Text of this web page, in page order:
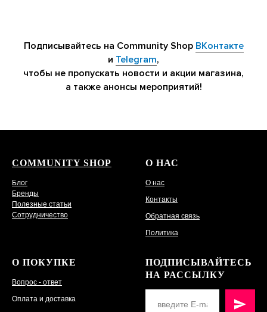
Подписывайтесь на Community Shop ВКонтакте
и Telegram,
чтобы не пропускать новости и акции магазина,
а также анонсы мероприятий!
COMMUNITY SHOP
Блог
Бренды
Полезные статьи
Сотрудничество
О НАС
О нас
Контакты
Обратная связь
Политика
О ПОКУПКЕ
Вопрос - ответ
Оплата и доставка
ПОДПИСЫВАЙТЕСЬ
НА РАССЫЛКУ